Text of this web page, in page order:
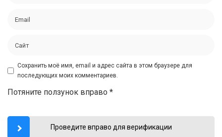
Сохранить моё имя, email и адрес сайта в этом браузере для
последующих моих комментариев.
Потяните ползунок вправо *
Проведите вправо для верификации